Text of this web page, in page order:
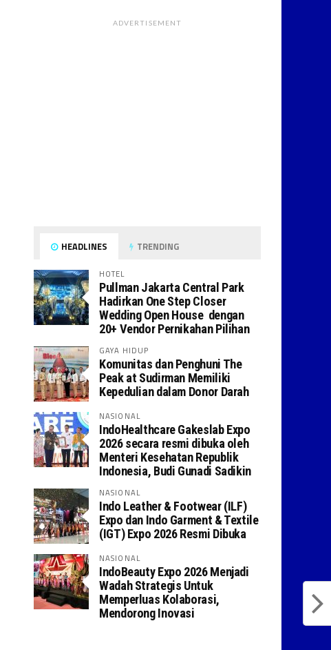
ADVERTISEMENT
HEADLINES TRENDING
HOTEL
Pullman Jakarta Central Park
Hadirkan One Step Closer
Wedding Open House dengan
20+ Vendor Pernikahan Pilihan
GAYA HIDUP
Komunitas dan Penghuni The
Peak at Sudirman Memiliki
Kepedulian dalam Donor Darah
NASIONAL
IndoHealthcare Gakeslab Expo
2026 secara resmi dibuka oleh
Menteri Kesehatan Republik
Indonesia, Budi Gunadi Sadikin
NASIONAL
Indo Leather & Footwear (ILF)
Expo dan Indo Garment & Textile
(IGT) Expo 2026 Resmi Dibuka
NASIONAL
IndoBeauty Expo 2026 Menjadi
Wadah Strategis Untuk
Memperluas Kolaborasi,
Mendorong Inovasi